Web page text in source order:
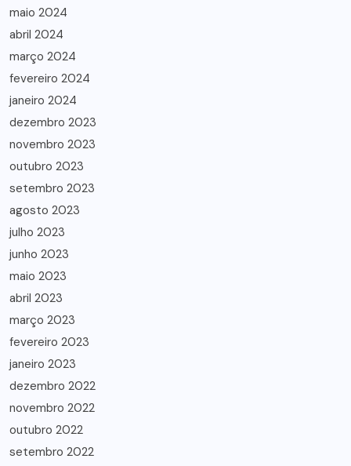
maio 2024
abril 2024
março 2024
fevereiro 2024
janeiro 2024
dezembro 2023
novembro 2023
outubro 2023
setembro 2023
agosto 2023
julho 2023
junho 2023
maio 2023
abril 2023
março 2023
fevereiro 2023
janeiro 2023
dezembro 2022
novembro 2022
outubro 2022
setembro 2022